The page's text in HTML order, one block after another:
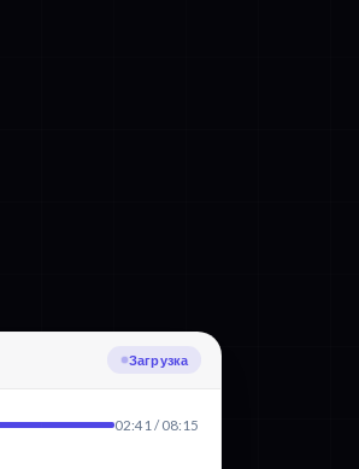
Транскрибация: Хорватский
02:41 / 08:15